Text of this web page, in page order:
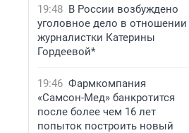
19:48 В России возбуждено
уголовное дело в отношении
журналистки Катерины
Гордеевой*
19:46 Фармкомпания
«Самсон-Мед» банкротится
после более чем 16 лет
попыток построить новый